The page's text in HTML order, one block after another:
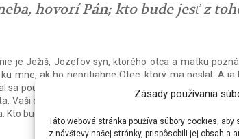
Zásady používania
Táto webová stránka používa súbory cookies,
z návštevy našej stránky, prispôsobili jej obsah a
hovorí Pán; kto bude jesť z
je Ježiš, Jozefov syn, ktorého otca a matku
mne, ak ho nepritiahne Otec, ktorý ma poslal. A
poučiť, prichádza ku mne. Nie že by bol niekto
Vaši otcovia jedli na púšti mannu a pomreli. Toto je
bude jesť z tohoto chleba, bude žiť naveky. A